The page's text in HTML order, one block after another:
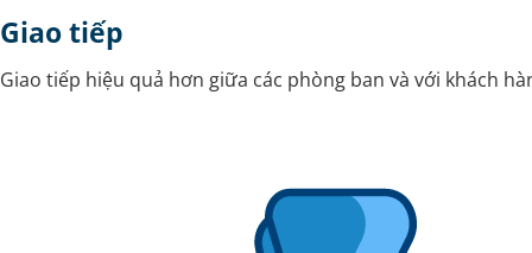
Giao tiếp
Giao tiếp hiệu quả hơn giữa các phòng ban và với khách